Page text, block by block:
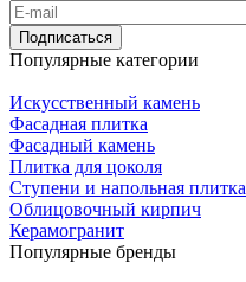
Подписаться
Популярные категории
Искусственный камень
Фасадная плитка
Фасадный камень
Плитка для цоколя
Ступени и напольная плитка
Облицовочный кирпич
Керамогранит
Популярные бренды